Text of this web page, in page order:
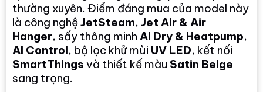
thường xuyên. Điểm đáng mua của model này
là công nghệJetSteam,Jet Air & Air
Hanger, sấy thông minh AI Dry & Heatpump,
AI Control, bộ lọc khử mùi UV LED, kết nối
SmartThings và thiết kế màu Satin Beige
sang trọng.